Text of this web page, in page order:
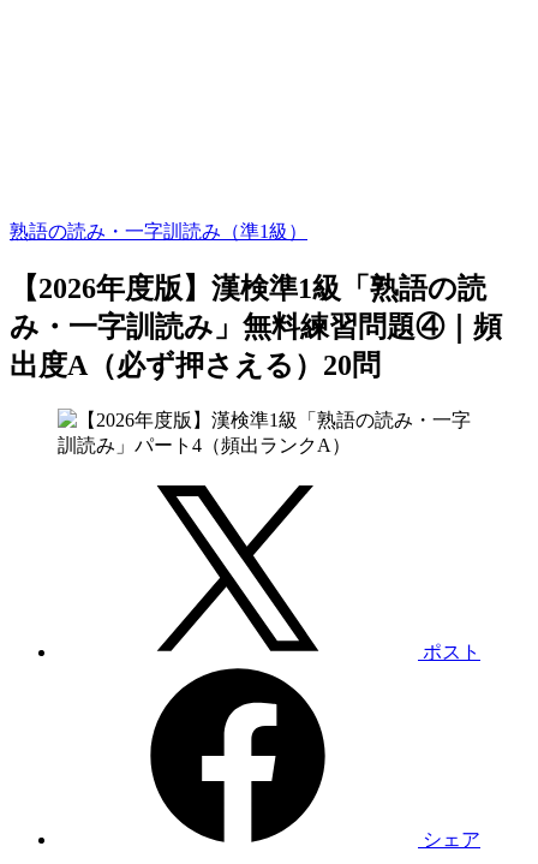
熟語の読み・一字訓読み（準1級）
【2026年度版】漢検準1級「熟語の読
み・一字訓読み」無料練習問題④｜頻
出度A（必ず押さえる）20問
ポスト
シェア